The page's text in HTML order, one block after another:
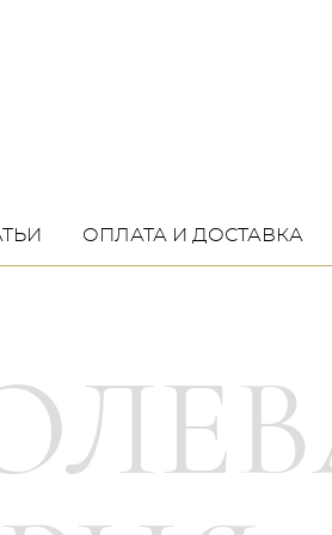
ОПЛАТА И ДОСТАВКА